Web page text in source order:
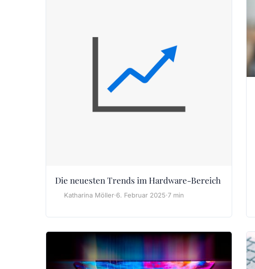
Die neuesten Trends im Hardware-Bereich
Katharina Möller·6. Februar 2025·7 min